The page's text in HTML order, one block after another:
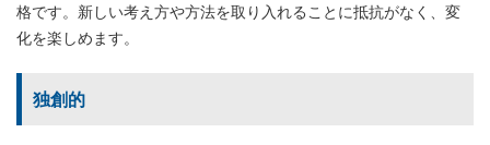
格です。新しい考え方や方法を取り入れることに抵抗がなく、変
化を楽しめます。
独創的